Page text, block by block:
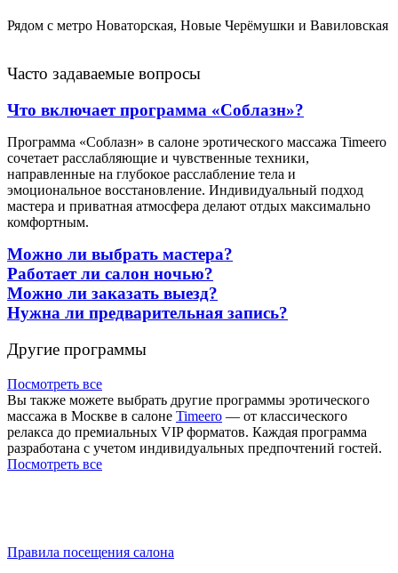
Рядом с метро Новаторская, Новые Черёмушки и Вавиловская
Часто задаваемые вопросы
Что включает программа «Соблазн»?
Программа «Соблазн» в салоне эротического массажа Timeero
сочетает расслабляющие и чувственные техники,
направленные на глубокое расслабление тела и
эмоциональное восстановление. Индивидуальный подход
мастера и приватная атмосфера делают отдых максимально
комфортным.
Можно ли выбрать мастера?
Работает ли салон ночью?
Можно ли заказать выезд?
Нужна ли предварительная запись?
Другие программы
Посмотреть все
Вы также можете выбрать другие программы эротического
массажа в Москве в салоне Timeero — от классического
релакса до премиальных VIP форматов. Каждая программа
разработана с учетом индивидуальных предпочтений гостей.
Посмотреть все
Правила посещения салона